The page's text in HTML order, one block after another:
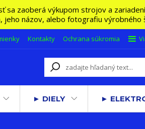
sa zaoberá výkupom strojov a
názov, alebo fotografiu výrobného
Kontakty Ochrana súkromia
► DIELY ►